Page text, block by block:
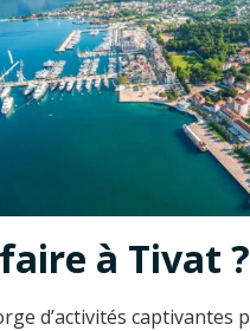
à Tivat ?
d’activités captivantes